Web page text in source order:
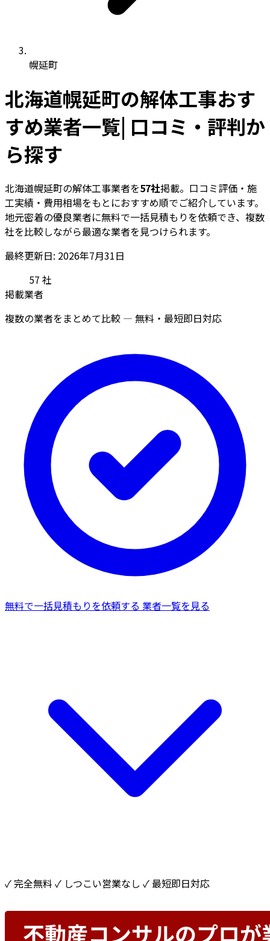
幌延町
北海道幌延町の解体工事おす
すめ業者一覧| 口コミ・評判か
ら探す
北海道幌延町の解体工事業者を57社掲載。口コミ評価・施
工実績・費用相場をもとにおすすめ順でご紹介しています。
地元密着の優良業者に無料で一括見積もりを依頼でき、複数
社を比較しながら最適な業者を見つけられます。
最終更新日: 2026年7月31日
57 社
掲載業者
複数の業者をまとめて比較 — 無料・最短即日対応
無料で一括見積もりを依頼する 業者一覧を見る
✓ 完全無料 ✓ しつこい営業なし ✓ 最短即日対応